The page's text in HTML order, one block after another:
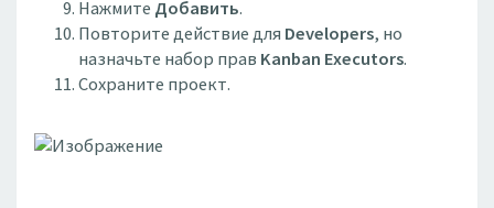
Нажмите Добавить.
Повторите действие для Developers, но
назначьте набор прав Kanban Executors.
Сохраните проект.